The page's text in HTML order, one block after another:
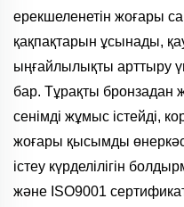
ерекшеленетін жоғары
қақпақтарын ұсынады,
ыңғайлылықты арттыру
бар. Тұрақты бронзадан
сенімді жұмыс істейді,
жоғары қысымды
істеу күрделілігін
және ISO9001